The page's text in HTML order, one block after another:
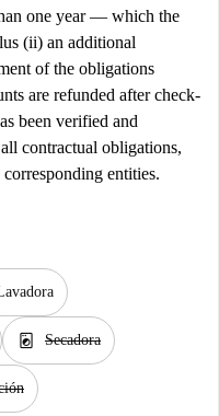
one year — which the
(ii) an additional
of the obligations
are refunded after check-
been verified and
contractual obligations,
entities.
local_laundry_service Secadora